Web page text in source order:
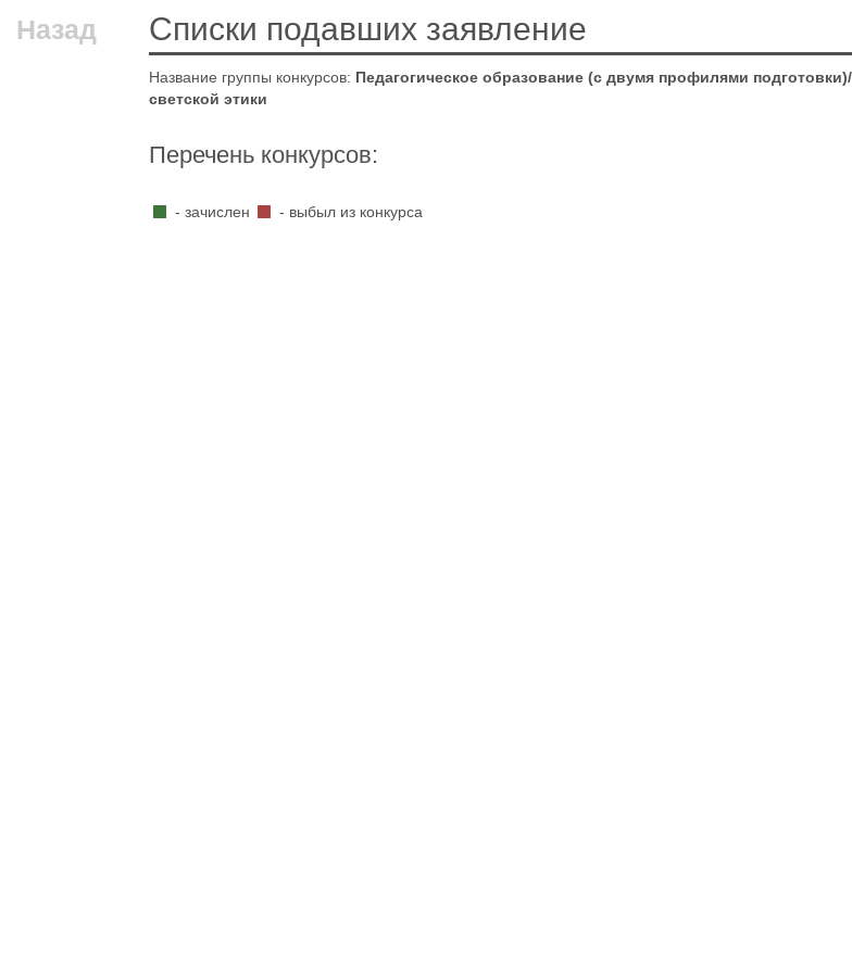
Назад Списки подавших заявление
Название группы конкурсов: Педагогическое образование (с двумя профилями
светской этики
Перечень конкурсов:
- зачислен - выбыл из конкурса